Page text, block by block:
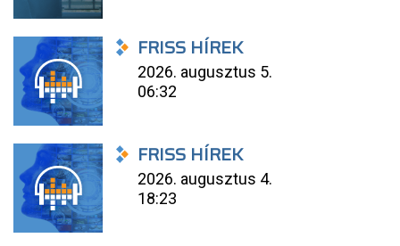
FRISS HÍREK
2026. augusztus 5.
06:32
FRISS HÍREK
2026. augusztus 4.
18:23